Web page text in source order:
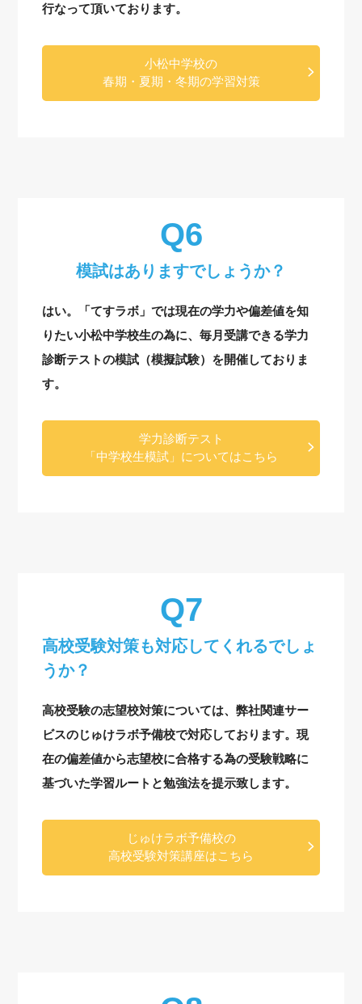
行なって頂いております。
小松中学校の
春期・夏期・冬期の学習対策
模試はありますでしょうか？
はい。「てすラボ」では現在の学力や偏差値を知
りたい小松中学校生の為に、毎月受講できる学力
診断テストの模試（模擬試験）を開催しておりま
す。
学力診断テスト
「中学校生模試」についてはこちら
高校受験対策も対応してくれるでしょ
うか？
高校受験の志望校対策については、弊社関連サー
ビスのじゅけラボ予備校で対応しております。現
在の偏差値から志望校に合格する為の受験戦略に
基づいた学習ルートと勉強法を提示致します。
じゅけラボ予備校の
高校受験対策講座はこちら